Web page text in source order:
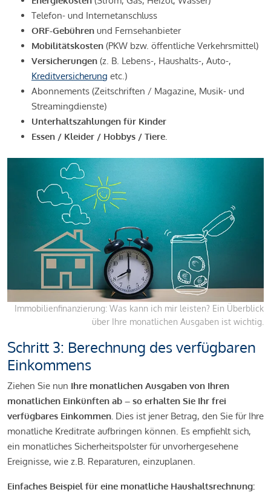
Telefon- und Internetanschluss
ORF-Gebühren und Fernsehanbieter
Mobilitätskosten (PKW bzw. öffentliche Verkehrsmittel)
Versicherungen (z. B. Lebens-, Haushalts-, Auto-,
Kreditversicherung etc.)
Abonnements (Zeitschriften / Magazine, Musik- und
Streamingdienste)
Unterhaltszahlungen für Kinder
Essen / Kleider / Hobbys / Tiere.
Immobilienfinanzierung: Was kann ich mir leisten? Ein Überblick
über Ihre monatlichen Ausgaben ist wichtig.
Schritt 3: Berechnung des verfügbaren
Einkommens
Ziehen Sie nun Ihre monatlichen Ausgaben von Ihren
monatlichen Einkünften ab – so erhalten Sie Ihr frei
verfügbares Einkommen. Dies ist jener Betrag, den Sie für Ihre
monatliche Kreditrate aufbringen können. Es empfiehlt sich,
ein monatliches Sicherheitspolster für unvorhergesehene
Ereignisse, wie z.B. Reparaturen, einzuplanen.
Einfaches Beispiel für eine monatliche Haushaltsrechnung: